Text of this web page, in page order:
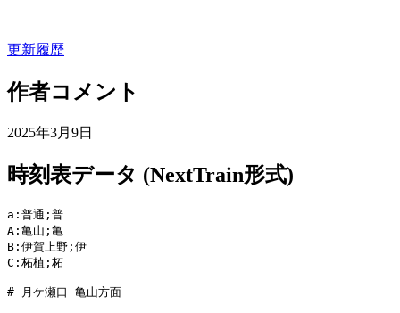
更新履歴
作者コメント
2025年3月9日
時刻表データ (NextTrain形式)
a:普通;普
A:亀山;亀
B:伊賀上野;伊
C:柘植;柘
# 月ケ瀬口 亀山方面